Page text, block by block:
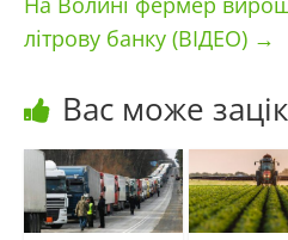
літрову банку (ВІДЕО) →
Вас може